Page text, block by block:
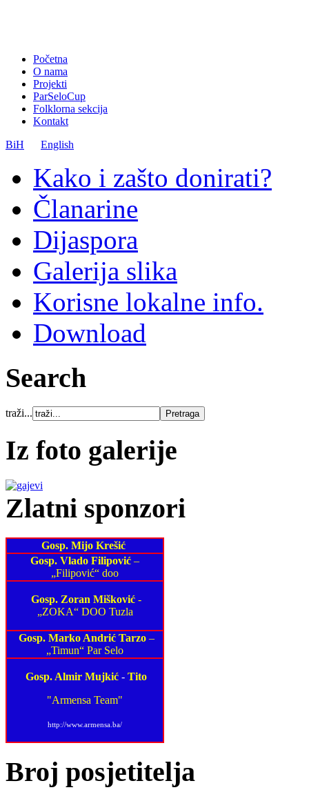
Početna
O nama
Projekti
ParSeloCup
Folklorna sekcija
Kontakt
BiH
English
Kako i zašto donirati?
Članarine
Dijaspora
Galerija slika
Korisne lokalne info.
Download
Search
traži...
Iz foto galerije
Zlatni sponzori
Gosp. Mijo Krešić
Gosp. Vlado Filipović –
„Filipović“ doo
Gosp. Zoran Mišković -
„ZOKA“ DOO Tuzla
Gosp. Marko Andrić Tarzo–
„Timun“ Par Selo
Gosp. Almir Mujkić - Tito
"Armensa Team"
http://www.armensa.ba/
Broj posjetitelja